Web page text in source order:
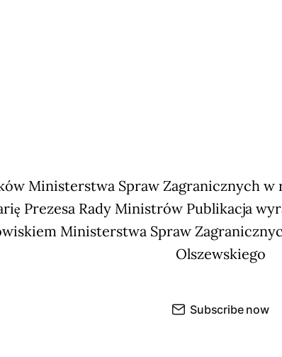
Ministerstwa Spraw Zagranicznych w
Prezesa Rady Ministrów Publikacja
Ministerstwa Spraw
Olszewskiego
Subscribe now